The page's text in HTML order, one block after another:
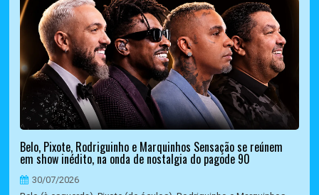
Belo, Pixote, Rodriguinho e Marquinhos Sensação se reúnem
em show inédito, na onda de nostalgia do pagode 90
30/07/2026